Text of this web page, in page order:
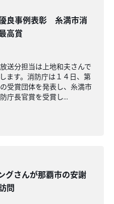
良事例表彰 糸満市消
高賞
送分担当は上地和夫さんで
ます。消防庁は１４日、第
受賞団体を発表し、糸満市
庁長官賞を受賞し...
グさんが那覇市の安謝
問